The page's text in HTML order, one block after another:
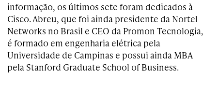
informação, os últimos sete foram dedicados à
Cisco. Abreu, que foi ainda presidente da Nortel
Networks no Brasil e CEO da Promon Tecnologia,
é formado em engenharia elétrica pela
Universidade de Campinas e possui ainda MBA
pela Stanford Graduate School of Business.